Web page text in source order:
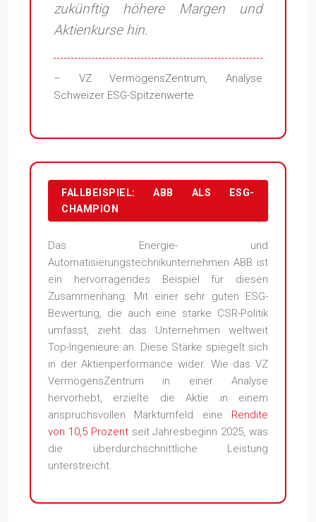
zukünftig höhere Margen und
Aktienkurse hin.
– VZ VermögensZentrum, Analyse
Schweizer ESG-Spitzenwerte
FALLBEISPIEL: ABB ALS ESG-
CHAMPION
Das Energie- und
Automatisierungstechnikunternehmen ABB ist
ein hervorragendes Beispiel für diesen
Zusammenhang. Mit einer sehr guten ESG-
Bewertung, die auch eine starke CSR-Politik
umfasst, zieht das Unternehmen weltweit
Top-Ingenieure an. Diese Stärke spiegelt sich
in der Aktienperformance wider. Wie das VZ
VermögensZentrum in einer Analyse
hervorhebt, erzielte die Aktie in einem
anspruchsvollen Marktumfeld eine Rendite
von 10,5 Prozentseit Jahresbeginn 2025, was
die überdurchschnittliche Leistung
unterstreicht.